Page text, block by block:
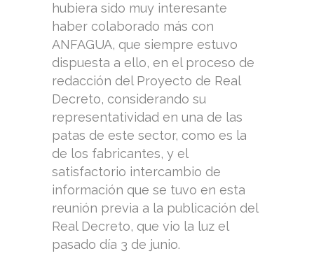
hubiera sido muy interesante
haber colaborado más con
ANFAGUA, que siempre estuvo
dispuesta a ello, en el proceso de
redacción del Proyecto de Real
Decreto, considerando su
representatividad en una de las
patas de este sector, como es la
de los fabricantes, y el
satisfactorio intercambio de
información que se tuvo en esta
reunión previa a la publicación del
Real Decreto, que vio la luz el
pasado día 3 de junio.